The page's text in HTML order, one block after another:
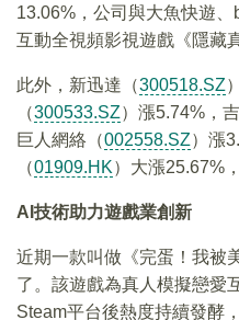
13.06%，公司與大魚快遊
互動全視頻影視遊戲《隱藏
此外，新迅達（300518.SZ
（300533.SZ）漲5.74%，
巨人網絡（002558.SZ）漲
（01909.HK）大漲25.67%
AI 技術助力遊戲業創新
近期一款叫做《完蛋！我被
了。該遊戲為真人模擬戀愛
Steam平台後熱度持續發酵